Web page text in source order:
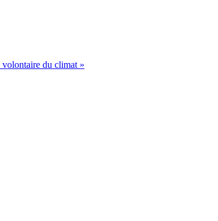
volontaire du climat »